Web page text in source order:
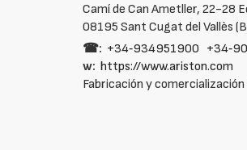
Camí de Can Ametller, 22-28
08195 Sant Cugat del Vallès
☎: +34‑934951900
w:https://www.ariston.com
Fabricación y